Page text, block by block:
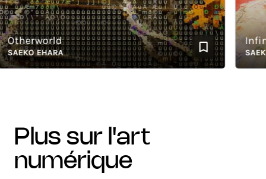
EHARA SAEKO
plus sur l'art
numérique